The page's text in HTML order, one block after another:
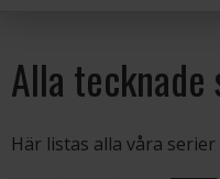
Alla
Här listas alla våra